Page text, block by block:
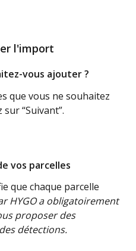
l'import
vous ajouter ?
que vous ne souhaitez
“Suivant”.
vos parcelles
que chaque parcelle
HYGO a obligatoirement
proposer des
détections.